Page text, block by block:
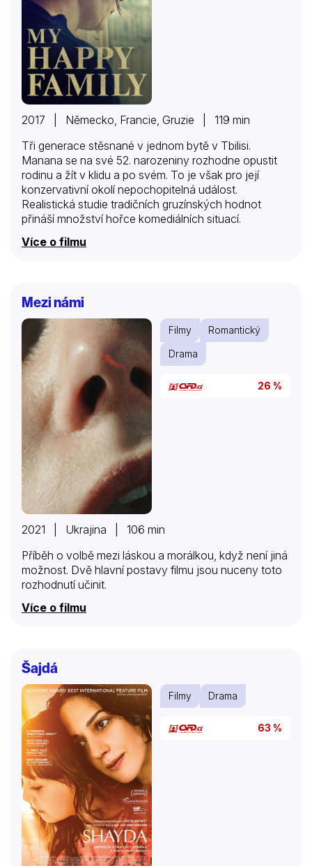
2017 | Německo, Francie, Gruzie | 119 min
Tři generace stěsnané v jednom bytě v Tbilisi.
Manana se na své 52. narozeniny rozhodne opustit
rodinu a žít v klidu a po svém. To je však pro její
konzervativní okolí nepochopitelná událost.
Realistická studie tradičních gruzínských hodnot
přináší množství hořce komediálních situací.
Více o filmu
Mezi námi
Filmy
Romantický
Drama
26 %
2021 | Ukrajina | 106 min
Příběh o volbě mezi láskou a morálkou, když není jiná
možnost. Dvě hlavní postavy filmu jsou nuceny toto
rozhodnutí učinit.
Více o filmu
Šajdá
Filmy Drama
63 %